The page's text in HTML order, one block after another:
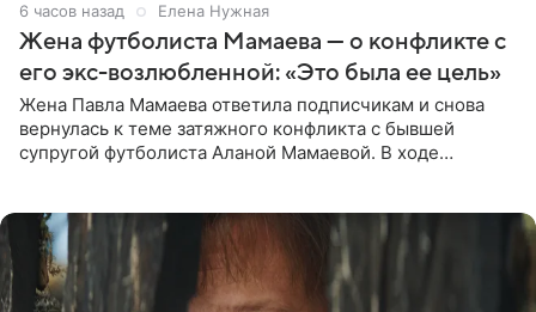
6 часов назад Елена Нужная
Жена футболиста Мамаева — о конфликте с
его экс-возлюбленной: «Это была ее цель»
Жена Павла Мамаева ответила подписчикам и снова
вернулась к теме затяжного конфликта с бывшей
супругой футболиста Аланой Мамаевой. В ходе